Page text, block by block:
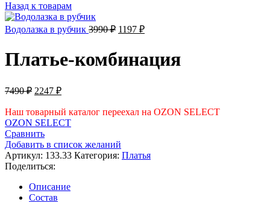
11990 ₽.
Назад к товарам
Водолазка в рубчик 3990₽ Первоначальная
3990 ₽.
1197 ₽Текущая
Платье-комбинация
7490₽ Первоначальная
составляла
7490 ₽.
2247 ₽Текущая
2247 ₽.
Наш товарный каталог переехал на OZON SELECT
OZON SELECT
Сравнить
Добавить в список желаний
Артикул: 133.33 Категория: Платья
Поделиться:
Описание
Состав